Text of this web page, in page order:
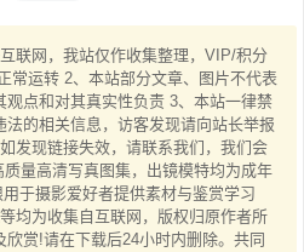
联网，我站仅作收集整理，VIP/积分
常运转 2、本站部分文章、图片不代表
点和对其真实性负责 3、本站一律禁
法的相关信息，访客发现请向站长举报
发现链接失效，请联系我们，我们会
量高清写真图集，出镜模特均为成年
于摄影爱好者提供素材与鉴赏学习
均为收集自互联网，版权归原作者所
赏!请在下载后24小时内删除。共同